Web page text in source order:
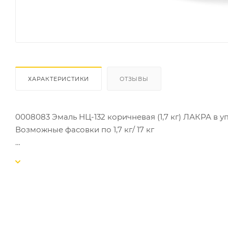
ХАРАКТЕРИСТИКИ ОТЗЫВЫ
0008083 Эмаль НЦ-132 коричневая (1,7 кг) ЛАКРА в
Возможные фасовки по 1,7 кг/ 17 кг